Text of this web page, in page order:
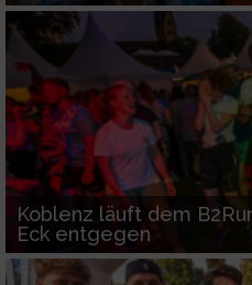
Koblenz läuft dem
Eck entgegen